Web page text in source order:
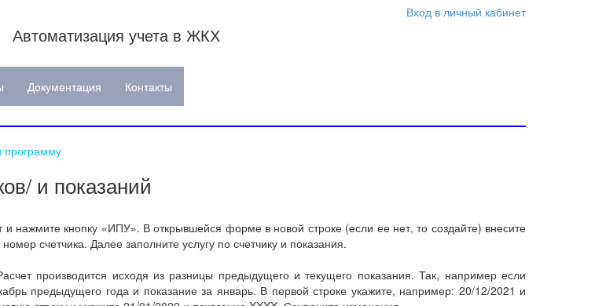
Автоматизация учета в ЖКХ
Вход в личный кабинет
Документация Контакты
программу
и показаний
нажмите кнопку «ИПУ». В открывшейся форме в новой строке (если ее нет, то создайте) внесите
счетчика. Далее заполните услугу по счетчику и показания.
производится исходя из разницы предыдущего и текущего показания. Так, например если
предыдущего года и показание за январь. В первой строке укажите, например: 20/12/2021 и